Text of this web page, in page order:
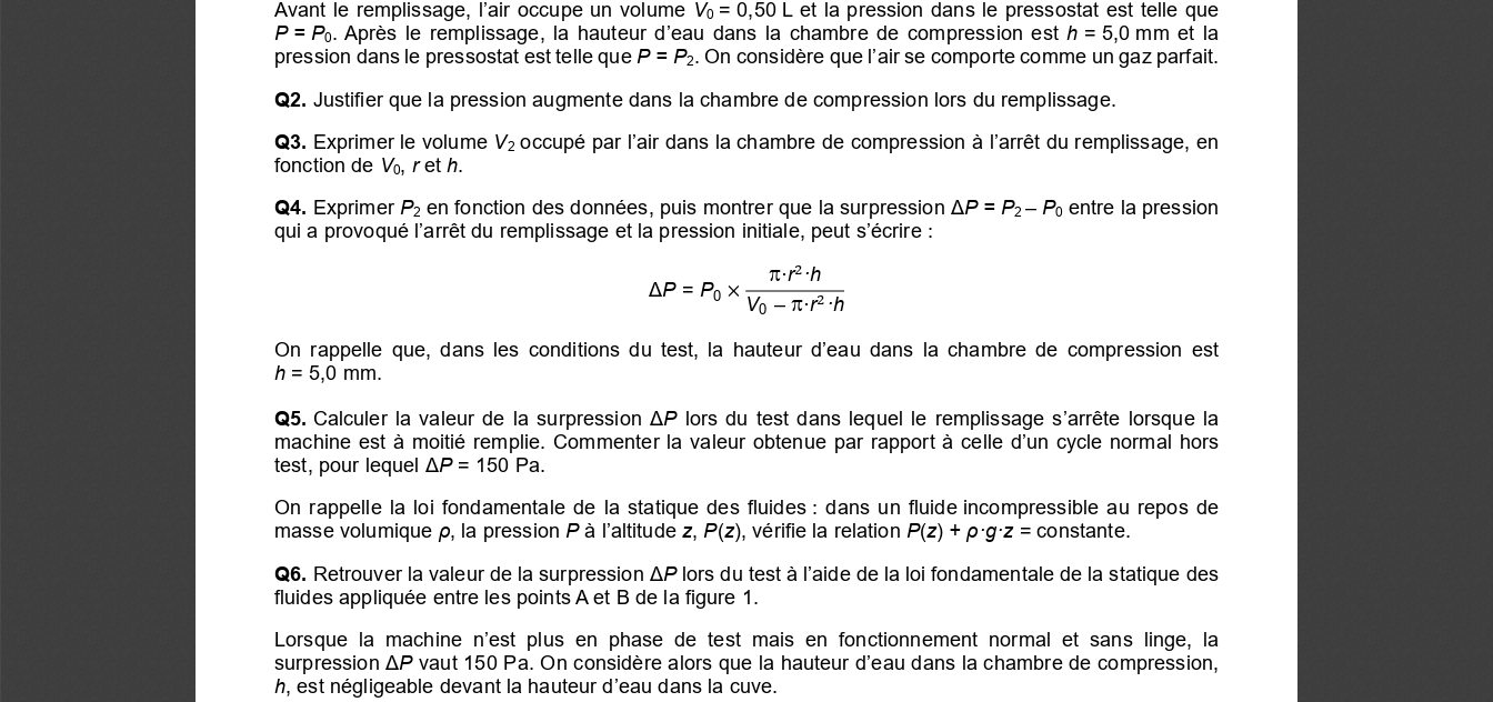
Avant le remplissage, l’air occupe un volume V0 =   0,50 L et la pression dans le pressostat est telle que
P = P0 .  Après  le  remplissage,  la  hauteur  d’eau  dans  la  chambre  de  compression  est h =   5,0 mm et  la
pression dans le pressostat est telle que P = P2
.  On considère que l’air se comporte comme un gaz parfait.
Q2. Justifier que la pression augmente dans la chambre de compression lors du remplissage.
Q3. Exprimer le volume V2 occupé par l’air dans la chambre de compression à l’arrêt du remplissage, en
fonction de V0 r et h
Q4. Exprimer P2 en fonction des données , puis montrer que la surpression ΔP   = P
2 – P0 entre la pression
qui a provoqué l’arrêt du remplissage et la pression initiale, peut s’écrire :
ΔP = P0 ×
π·r2 ·h
V0 – π·r2 ·h
On  rappelle  que,  dans  les  conditions  du  test,  la hauteur  d’eau  dans  la  chambre  de  compression  est
h =   5,0 mm.
Q5. Calculer  la  valeur  de  la  surpression ΔP
    lors
du  test dans  lequel  le  remplissage  s’arrête  lorsque  la
machine est à moitié remplie. Commenter la valeur obtenue par rapport à celle d’un cycle normal hors
test, pour lequel ΔP = 150 Pa.
On  rappelle
  la  loi  fondamentale  de  la  statique  des  fluides
:  dans  un  fluide incompressible  au  repos  de
masse volumique ρ , la pression P à l’altitude z, P(z), vérifie la relation P(z) + ρ·g·z = constante.
Q6. Retrouver la valeur de la surpression ΔP
   lors du test à
l’aide de la loi fondamentale de la statique des
fluides appliquée entre les points A et B de la figure 1.
Lorsque  la  machine  n’est  plus  en  phase  de  test  mais  en  fonctionnement  normal
  et
sans  linge,
la
surpression ΔP
   vaut 150 Pa.
On considère alors que la hauteur d’eau dans la chambre de compression,
h , est négligeable devant la hauteur d’eau dans la cuve.